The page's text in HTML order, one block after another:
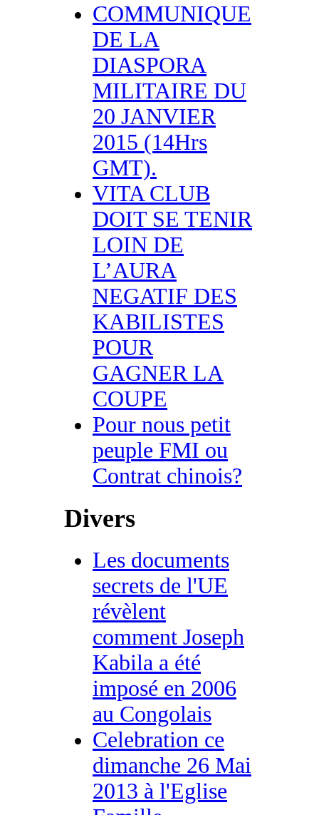
COMMUNIQUE
DE LA
DIASPORA
MILITAIRE DU
20 JANVIER
2015 (14Hrs
GMT).
VITA CLUB
DOIT SE TENIR
LOIN DE
L’AURA
NEGATIF DES
KABILISTES
POUR
GAGNER LA
COUPE
Pour nous petit
peuple FMI ou
Contrat chinois?
Divers
Les documents
secrets de l'UE
révèlent
comment Joseph
Kabila a été
imposé en 2006
au Congolais
Celebration ce
dimanche 26 Mai
2013 à l'Eglise